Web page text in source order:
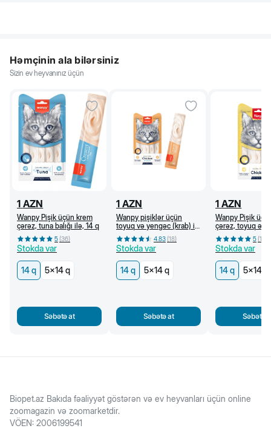
Həmçinin ala bilərsiniz
Sizin ev heyvanınız üçün
1 AZN
Wanpy Pişik üçün krem
çərəz, tuna balığı ilə, 14 q
5(36)
Stokda var
14 q 5x14 q
Səbətə at
1 AZN
Wanpy pişiklər üçün
toyuq və yengəc (krab) ilə
krem çərəz, 14 q
4.83(18)
Stokda var
14 q 5x14 q
Səbətə at
1 AZN
Wanpy Pişik
çərəz, toyuq əti
5(18
Stokda var
14 q 5x14 q
Səbətə
Biopet.az Bakıda fəaliyyət göstərən və ev heyvanları üçün online
zoomagazin və zoomarketdir.
VÖEN: 2006199541